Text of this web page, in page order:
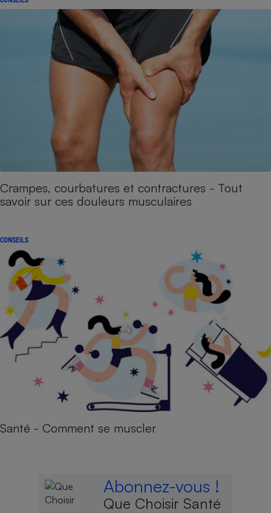
Crampes, courbatures et contractures - Tout
savoir sur ces douleurs musculaires
CONSEILS
Santé - Comment se muscler
Abonnez-vous !
Que Choisir Santé